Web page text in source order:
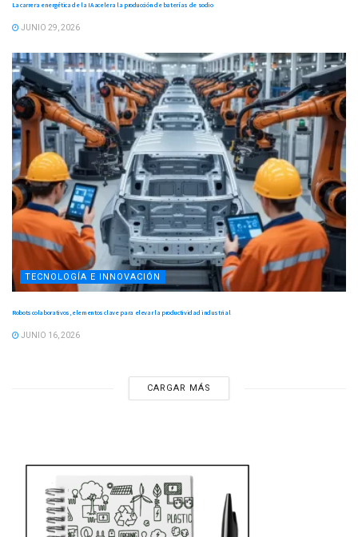
La carrera energética de la IA acelera la producción de baterías de sodio
JUNIO 29, 2026
TECNOLOGÍA E INNOVACIÓN
Robots colaborativos, elementos clave para elevar la productividad industrial
JUNIO 16, 2026
CARGAR MÁS